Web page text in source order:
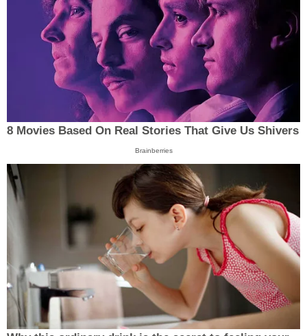
8 Movies Based On Real Stories That Give Us Shivers
Brainberries